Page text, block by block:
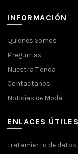
INFORMACIÓN
Quienes Somos
Preguntas
Nuestra Tienda
Contactanos
Noticias de Moda
ENLACES ÚTILES
Tratamiento de datos